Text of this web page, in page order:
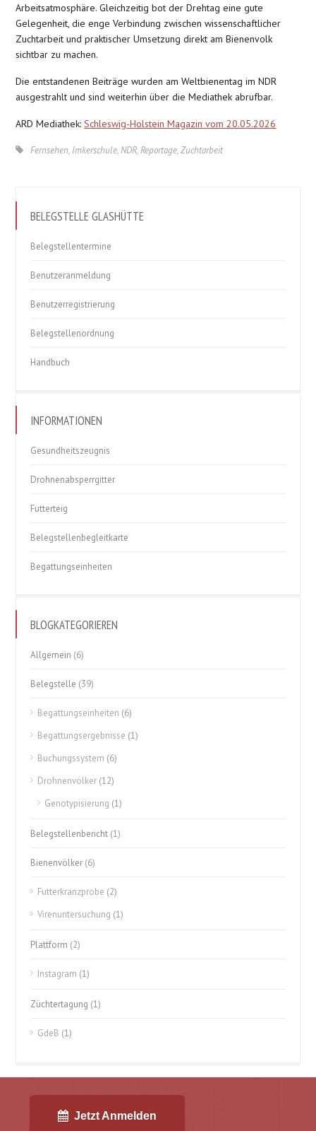
Arbeitsatmosphäre. Gleichzeitig bot der Drehtag eine gute
Gelegenheit, die enge Verbindung zwischen wissenschaftlicher
Zuchtarbeit und praktischer Umsetzung direkt am Bienenvolk
sichtbar zu machen.
Die entstandenen Beiträge wurden am Weltbienentag im NDR
ausgestrahlt und sind weiterhin über die Mediathek abrufbar.
ARD Mediathek:Schleswig-Holstein Magazin vom 20.05.2026
Fernsehen, Imkerschule,NDR,Reportage,Zuchtarbeit
BELEGSTELLE GLASHÜTTE
Belegstellentermine
Benutzeranmeldung
Benutzerregistrierung
Belegstellenordnung
Handbuch
INFORMATIONEN
Gesundheitszeugnis
Drohnenabsperrgitter
Futterteig
Belegstellenbegleitkarte
Begattungseinheiten
BLOGKATEGORIEREN
Allgemein (6)
Belegstelle (39)
Begattungseinheiten (6)
Begattungsergebnisse (1)
Buchungssystem (6)
Drohnenvölker (12)
Genotypisierung (1)
Belegstellenbericht (1)
Bienenvölker (6)
Futterkranzprobe (2)
Virenuntersuchung (1)
Plattform (2)
Instagram (1)
Züchtertagung (1)
GdeB (1)
Jetzt Anmelden